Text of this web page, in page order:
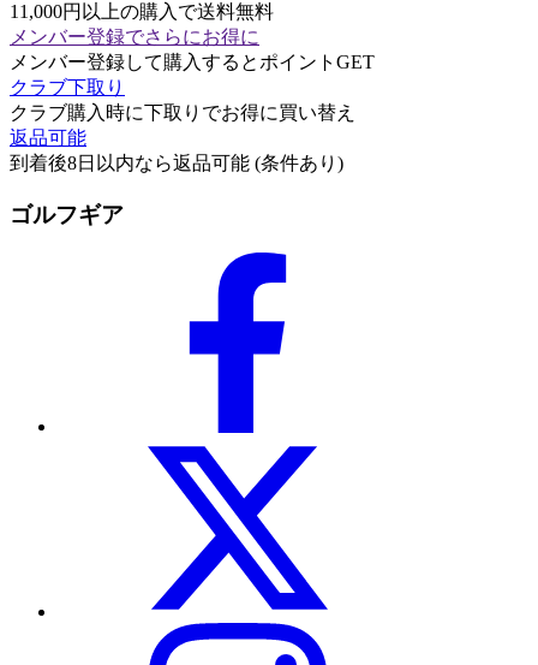
11,000円以上の購入で送料無料
メンバー登録でさらにお得に
メンバー登録して購入するとポイントGET
クラブ下取り
クラブ購入時に下取りでお得に買い替え
返品可能
到着後8日以内なら返品可能 (条件あり)
ゴルフギア